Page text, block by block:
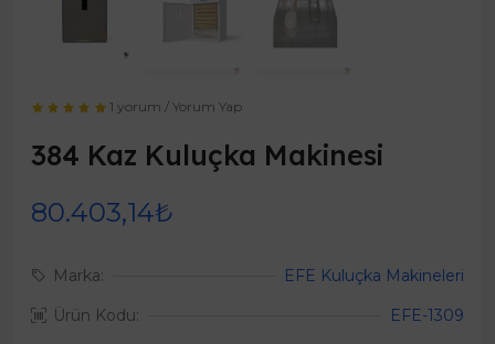
1 yorum /Yorum Yap
384 Kaz Kuluçka Makinesi
80.403,14₺
Marka:
EFE Kuluçka Makineleri
Ürün Kodu:
EFE-1309